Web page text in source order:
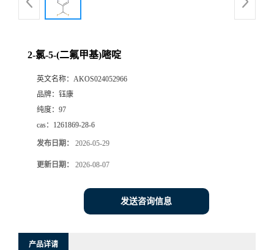
2-氯-5-(二氟甲基)嘧啶
英文名称： AKOS024052966
品牌： 钰康
纯度： 97
cas： 1261869-28-6
发布日期： 2026-05-29
更新日期： 2026-08-07
发送咨询信息
产品详请